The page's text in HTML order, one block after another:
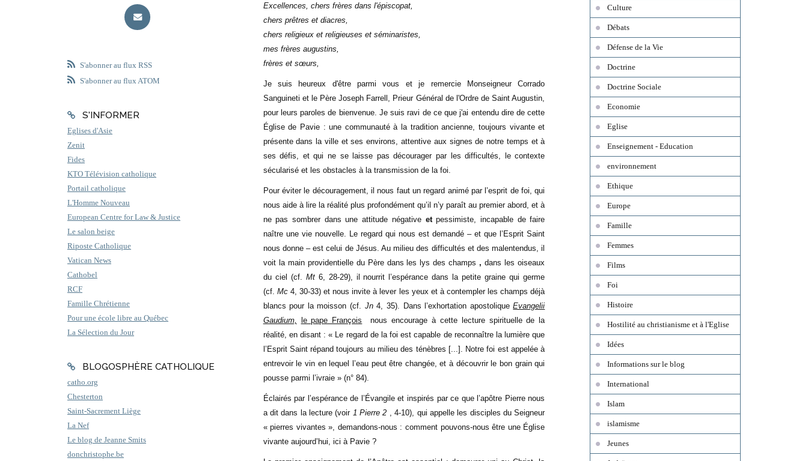
S'abonner au flux RSS
S'abonner au flux ATOM
S'INFORMER
Eglises d'Asie
Zenit
Fides
KTO Télévision catholique
Portail catholique
L'Homme Nouveau
European Centre for Law & Justice
Le salon beige
Riposte Catholique
Vatican News
Cathobel
RCF
Famille Chrétienne
Pour une école libre au Québec
La Sélection du Jour
BLOGOSPHÈRE CATHOLIQUE
catho.org
Chesterton
Saint-Sacrement Liège
La Nef
Le blog de Jeanne Smits
donchristophe.be
Excellences, chers frères dans l'épiscopat,
chers prêtres et diacres,
chers religieux et religieuses et séminaristes,
mes frères augustins,
frères et sœurs,
Je suis heureux d'être parmi vous et je remercie Monseigneur Corrado
Sanguineti et le Père Joseph Farrell, Prieur Général de l'Ordre de Saint Augustin,
pour leurs paroles de bienvenue. Je suis ravi de ce que j'ai entendu dire de cette
Église de Pavie : une communauté à la tradition ancienne, toujours vivante et
présente dans la ville et ses environs, attentive aux signes de notre temps et à
ses défis, et qui ne se laisse pas décourager par les difficultés, le contexte
sécularisé et les obstacles à la transmission de la foi.
Pour éviter le découragement, il nous faut un regard animé par l’esprit de foi, qui
nous aide à lire la réalité plus profondément qu’il n’y paraît au premier abord, et à
ne pas sombrer dans une attitude négative etpessimiste, incapable de faire
naître une vie nouvelle. Le regard qui nous est demandé – et que l’Esprit Saint
nous donne – est celui de Jésus. Au milieu des difficultés et des malentendus, il
voit la main providentielle du Père dans les lys des champs , dans les oiseaux
du ciel (cf. Mt6, 28-29), il nourrit l’espérance dans la petite graine qui germe
(cf. Mc4, 30-33) et nous invite à lever les yeux et à contempler les champs déjà
blancs pour la moisson (cf. Jn4, 35). Dans l’exhortation apostoliqueEvangelii
Gaudium,
le pape François nous encourage à cette lecture spirituelle de la
réalité, en disant : « Le regard de la foi est capable de reconnaître la lumière que
l’Esprit Saint répand toujours au milieu des ténèbres [...]. Notre foi est appelée à
entrevoir le vin en lequel l’eau peut être changée, et à découvrir le bon grain qui
pousse parmi l’ivraie » (n° 84).
Éclairés par l’espérance de l’Évangile et inspirés par ce que l’apôtre Pierre nous
a dit dans la lecture (voir 1 Pierre 2 , 4-10), qui appelle les disciples du Seigneur
« pierres vivantes », demandons-nous : comment pouvons-nous être une Église
vivante aujourd’hui, ici à Pavie ?
Culture
Débats
Défense de la Vie
Doctrine
Doctrine Sociale
Economie
Eglise
Enseignement - Education
environnement
Ethique
Europe
Famille
Femmes
Films
Foi
Histoire
Hostilité au christianisme et à l'Eglise
Idées
Informations sur le blog
International
Islam
islamisme
Jeunes